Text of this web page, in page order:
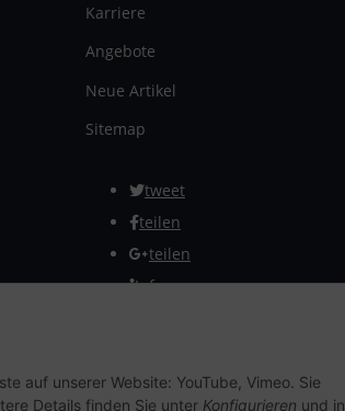
Karriere
Angebote
Neue Artikel
Sitemap
tweet
teilen
teilen
Info
widerrufen
auf unserer Website: YouTube, Vimeo. Sie
Details finden Sie unter Konfigurieren und in